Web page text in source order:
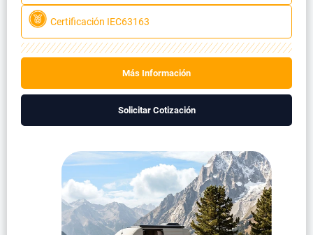
Certificación IEC63163
Más Información
Solicitar Cotización